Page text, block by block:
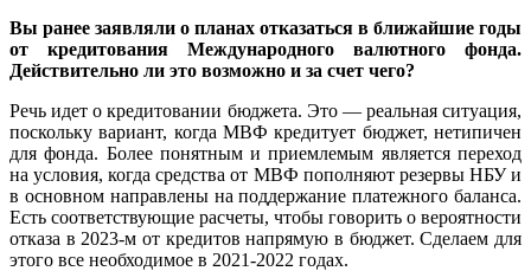
Вы ранее заявляли о планах отказаться в ближайшие годы
от кредитования Международного валютного фонда.
Действительно ли это возможно и за счет чего?
Речь идет о кредитовании бюджета. Это — реальная ситуация,
поскольку вариант, когда МВФ кредитует бюджет, нетипичен
для фонда. Более понятным и приемлемым является переход
на условия, когда средства от МВФ пополняют резервы НБУ и
в основном направлены на поддержание платежного баланса.
Есть соответствующие расчеты, чтобы говорить о вероятности
отказа в 2023-м от кредитов напрямую в бюджет. Сделаем для
этого все необходимое в 2021-2022 годах.